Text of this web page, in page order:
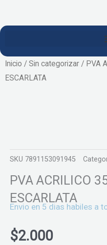
Inicio / Sin categorizar / PVA
ESCARLATA
SKU 7891153091945
PVA ACRILICO
ESCARLATA
Envio en 5 dias habiles a
$2.000